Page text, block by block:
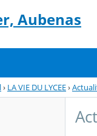
Aubenas
› LA VIE DU LYCEE›